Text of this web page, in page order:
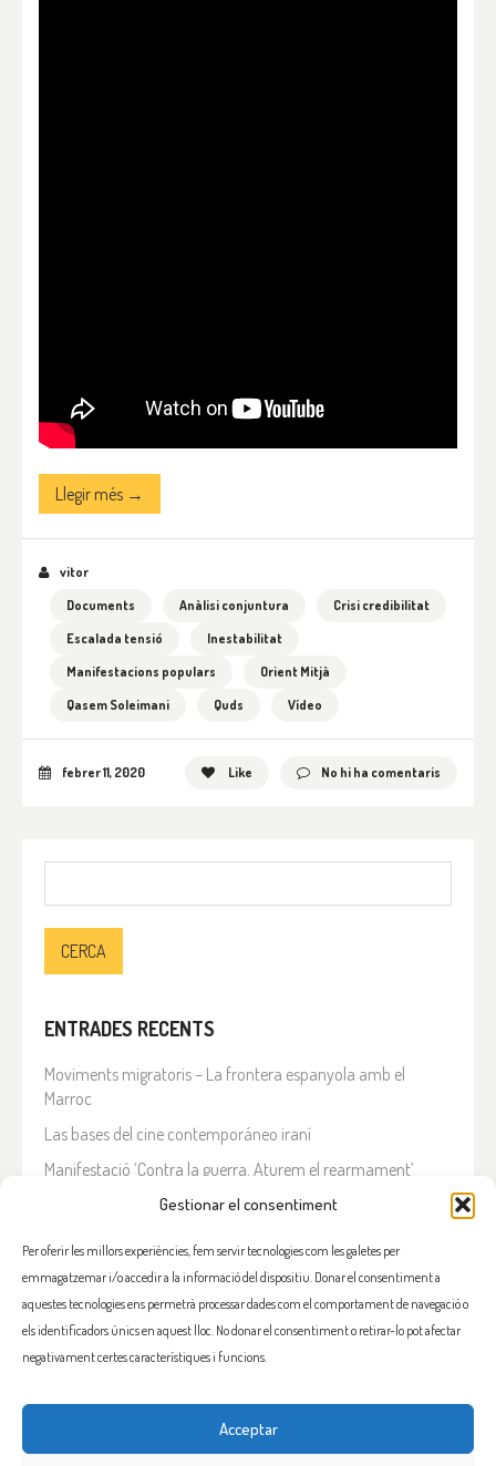
Gestionar el consentiment
Per oferir les millors experiències, fem servir tecnologies com les galetes per
emmagatzemar i/o accedir a la informació del dispositiu. Donar el consentiment a
aquestes tecnologies ens permetrà processar dades com el comportament de navegació o
els identificadors únics en aquest lloc. No donar el consentiment o retirar-lo pot afectar
negativament certes característiques i funcions.
Acceptar
Llegir més →
vitor
Documents
Anàlisi conjuntura
Crisi credibilitat
Escalada tensió
Inestabilitat
Manifestacions populars
Orient Mitjà
Qasem Soleimani
Quds Vídeo
febrer 11, 2020 Like No hi ha comentaris
ENTRADES RECENTS
Moviments migratoris – La frontera espanyola amb el
Marroc
Las bases del cine contemporáneo iraní
Manifestació ‘Contra la guerra. Aturem el rearmament’
En solidaritat amb el Líban
Què està passant a l’Iran?
COMENTARIS RECENTS